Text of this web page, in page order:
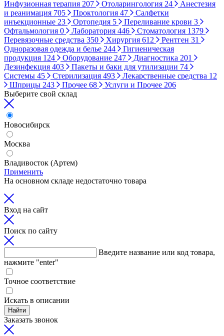
Инфузионная терапия 207 Отоларингология 24
Анестезия
и реанимация 705 Проктология 47
Салфетки
инъекционные 23 Ортопедия 5 Переливание крови 3
Офтальмология 0 Лаборатория 446 Стоматология 1379
Перевязочные средства 350 Хирургия 612 Рентген 31
Одноразовая одежда и белье 244
Гигиеническая
продукция 124 Оборудование 247 Диагностика 201
Дезинфекция 403 Пакеты и баки для утилизации 74
Системы 45 Стерилизация 493 Лекарственные средства 12
Шприцы 243 Прочее 68 Услуги и Прочее 206
Выберите свой склад
Новосибирск
Москва
Владивосток (Артем)
Применить
На основном складе недостаточно товара
Вход на сайт
Поиск по сайту
Введите название или код товара,
нажмите "enter"
Точное соответствие
Искать в описании
Найти
Заказать звонок